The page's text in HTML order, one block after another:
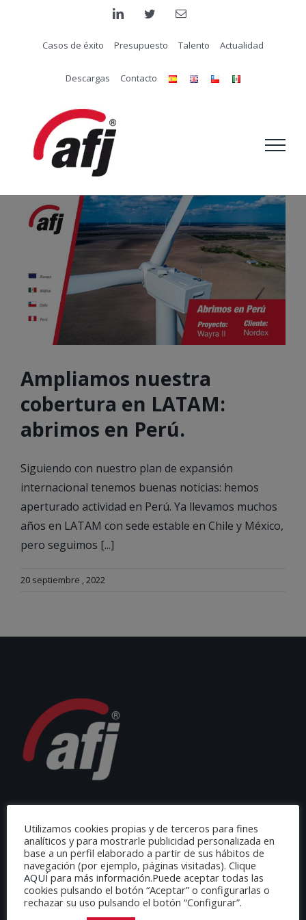
contenido
linkedintwitter Correo
Casos de éxito Presupuesto Talento Actualidad
Descargas Contacto
Ampliamos nuestra
cobertura en LATAM:
abrimos en Perú.
Siguiendo con nuestro plan de expansión
internacional tenemos buenas noticias: hemos
aperturado actividad en Perú. Ya llevamos muchos
años en LATAM con sede estable en Chile y México,
pero seguimos [...]
20 septiembre , 2022
AFJ ESPAÑA
C/ Loeches 65.9
Utilizamos cookies propias y de terceros para fines
analíticos y para mostrarle publicidad personalizada en
base a un perfil elaborado a partir de sus hábitos de
navegación (por ejemplo, páginas visitadas). Clique
AQUÍpara más información.Puede aceptar todas las
cookies pulsando el botón “Aceptar” o configurarlas o
rechazar su uso pulsando el botón “Configurar”.